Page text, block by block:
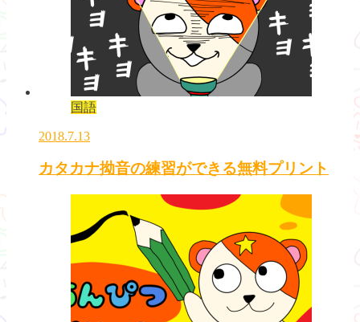
国語
2018.7.13
カタカナ拗音の練習ができる無料プリント